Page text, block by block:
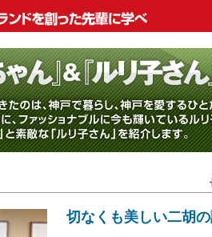
切なくも美しい二胡